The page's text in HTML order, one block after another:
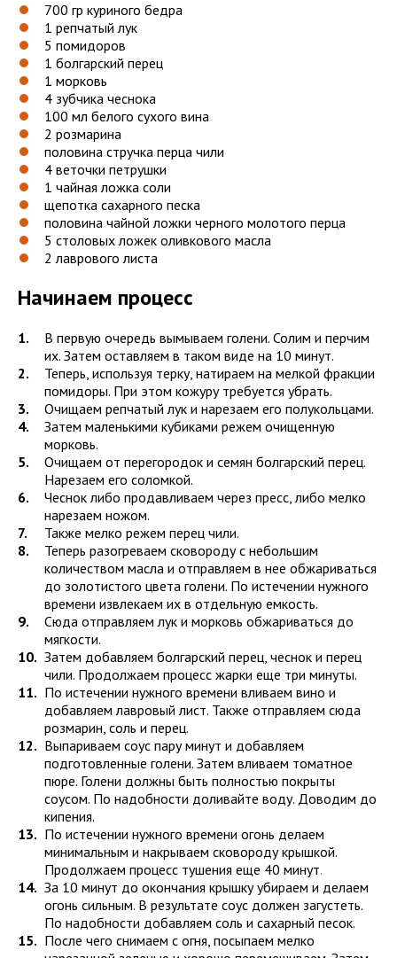
700 гр куриного бедра
1 репчатый лук
5 помидоров
1 болгарский перец
1 морковь
4 зубчика чеснока
100 мл белого сухого вина
2 розмарина
половина стручка перца чили
4 веточки петрушки
1 чайная ложка соли
щепотка сахарного песка
половина чайной ложки черного молотого перца
5 столовых ложек оливкового масла
2 лаврового листа
Начинаем процесс
В первую очередь вымываем голени. Солим и перчим
их. Затем оставляем в таком виде на 10 минут.
Теперь, используя терку, натираем на мелкой фракции
помидоры. При этом кожуру требуется убрать.
Очищаем репчатый лук и нарезаем его полукольцами.
Затем маленькими кубиками режем очищенную
морковь.
Очищаем от перегородок и семян болгарский перец.
Нарезаем его соломкой.
Чеснок либо продавливаем через пресс, либо мелко
нарезаем ножом.
Также мелко режем перец чили.
Теперь разогреваем сковороду с небольшим
количеством масла и отправляем в нее обжариваться
до золотистого цвета голени. По истечении нужного
времени извлекаем их в отдельную емкость.
Сюда отправляем лук и морковь обжариваться до
мягкости.
Затем добавляем болгарский перец, чеснок и перец
чили. Продолжаем процесс жарки еще три минуты.
По истечении нужного времени вливаем вино и
добавляем лавровый лист. Также отправляем сюда
розмарин, соль и перец.
Выпариваем соус пару минут и добавляем
подготовленные голени. Затем вливаем томатное
пюре. Голени должны быть полностью покрыты
соусом. По надобности доливайте воду. Доводим до
кипения.
По истечении нужного времени огонь делаем
минимальным и накрываем сковороду крышкой.
Продолжаем процесс тушения еще 40 минут.
За 10 минут до окончания крышку убираем и делаем
огонь сильным. В результате соус должен загустеть.
По надобности добавляем соль и сахарный песок.
После чего снимаем с огня, посыпаем мелко